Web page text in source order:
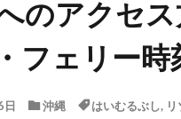
のアクセ
フェリー時
沖縄 はいむるぶし,